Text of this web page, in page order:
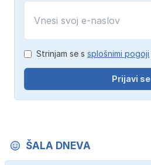
Strinjam se s splošnimi pogoji
Prijavi se
ŠALA DNEVA